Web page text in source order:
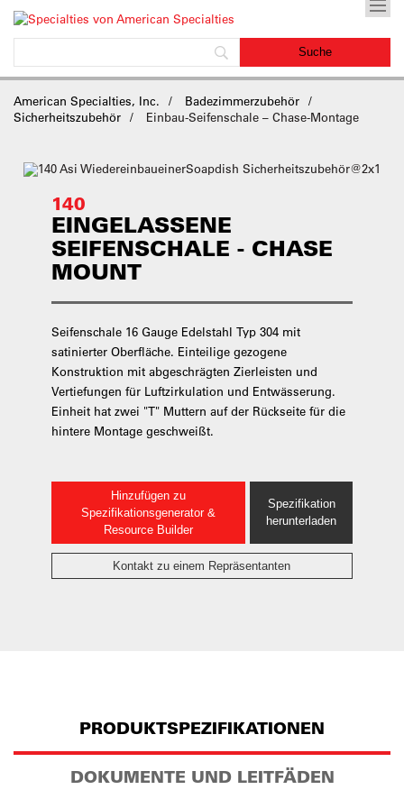
American Specialties, Inc.
Badezimmerzubehör
Sicherheitszubehör
Einbau-Seifenschale – Chase-Montage
140
EINGELASSENE
SEIFENSCHALE - CHASE
MOUNT
Seifenschale 16 Gauge Edelstahl Typ 304 mit
satinierter Oberfläche. Einteilige gezogene
Konstruktion mit abgeschrägten Zierleisten und
Vertiefungen für Luftzirkulation und Entwässerung.
Einheit hat zwei "T" Muttern auf der Rückseite für die
hintere Montage geschweißt.
Hinzufügen zu
Spezifikationsgenerator &
Resource Builder
Spezifikation
herunterladen
Kontakt zu einem Repräsentanten
PRODUKTSPEZIFIKATIONEN
DOKUMENTE UND LEITFÄDEN